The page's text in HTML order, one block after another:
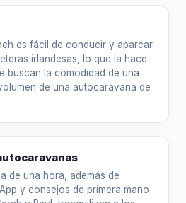
es fácil de conducir y aparcar
irlandesas, lo que la hace
buscan la comodidad de una
de una autocaravana de
de una hora, además de
y consejos de primera mano